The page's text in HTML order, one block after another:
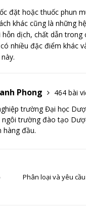
đặt hoặc thuốc phun
khác cũng là những
dịch, chất dẫn trong
nhiều đặc điểm khác
Phong
464 bài
trường Đại học
trường đào tạo
hàng đầu.
Phân loại và yêu